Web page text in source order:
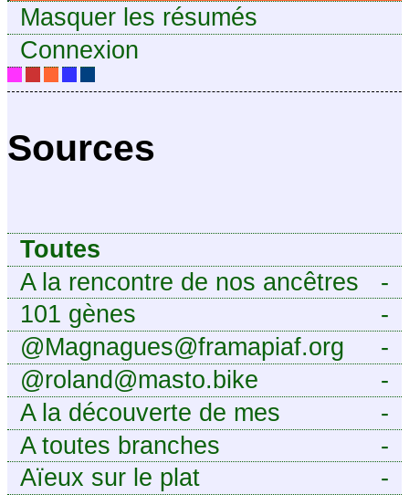
Masquer les résumés
Connexion
Sources
Toutes
-
A la rencontre de nos ancêtres
-
101 gènes
-
@Magnagues@framapiaf.org
-
@roland@masto.bike
-
A la découverte de mes
ancêtres
-
A toutes branches
-
Aïeux sur le plat